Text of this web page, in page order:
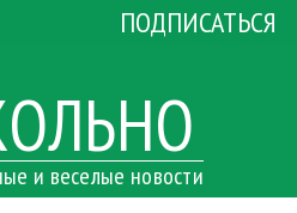
и веселые новости
ПОДПИСАТЬСЯ